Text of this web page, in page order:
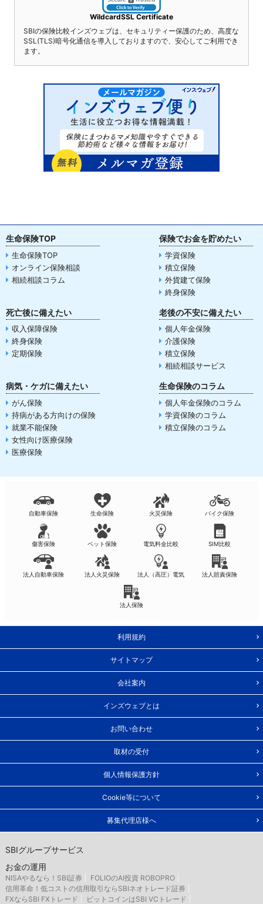
WildcardSSL Certificate
SBIの保険比較インズウェブは、セキュリティー保護のため、高度な
SSL(TLS)暗号化通信を導入しておりますので、安心してご利用でき
ます。
生命保険TOP
生命保険TOP
オンライン保険相談
相続相談コラム
保険でお金を貯めたい
学資保険
積立保険
外貨建て保険
終身保険
死亡後に備えたい
収入保障保険
終身保険
定期保険
老後の不安に備えたい
個人年金保険
介護保険
積立保険
相続相談サービス
病気・ケガに備えたい
がん保険
持病がある方向けの保険
就業不能保険
女性向け医療保険
医療保険
生命保険のコラム
個人年金保険のコラム
学資保険のコラム
積立保険のコラム
自動車保険 生命保険 火災保険 バイク保険
傷害保険 ペット保険 電気料金比較 SIM比較
法人自動車保険 法人火災保険 法人（高圧）電気 法人賠責保険
法人保険
利用規約
サイトマップ
会社案内
インズウェブとは
お問い合わせ
取材の受付
個人情報保護方針
Cookie等について
募集代理店様へ
SBIグループサービス
お金の運用
NISAやるなら！SBI証券
FOLIOのAI投資 ROBOPRO
信用革命！低コストの信用取引ならSBIネオトレード証券
FXならSBI FXトレード
ビットコインはSBI VCトレード